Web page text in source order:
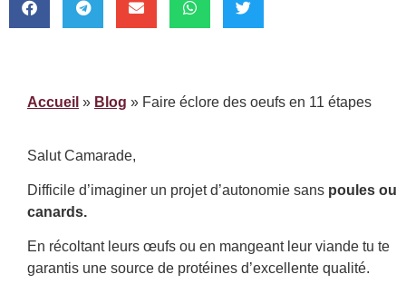
Accueil » Blog » Faire éclore des oeufs en 11 étapes
Salut Camarade,
Difficile d’imaginer un projet d’autonomie sans poules ou
canards.
En récoltant leurs œufs ou en mangeant leur viande tu te
garantis une source de protéines d’excellente qualité.